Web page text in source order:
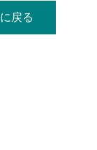
戻る